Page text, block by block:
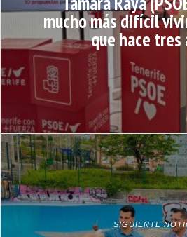
mucho más difícil
que hace tres
SIGUIENTE